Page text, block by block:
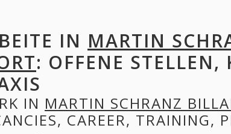
IN MARTIN
: OFFENE STELLEN,
IN MARTIN SCHRANZ
CAREER, TRAINING,